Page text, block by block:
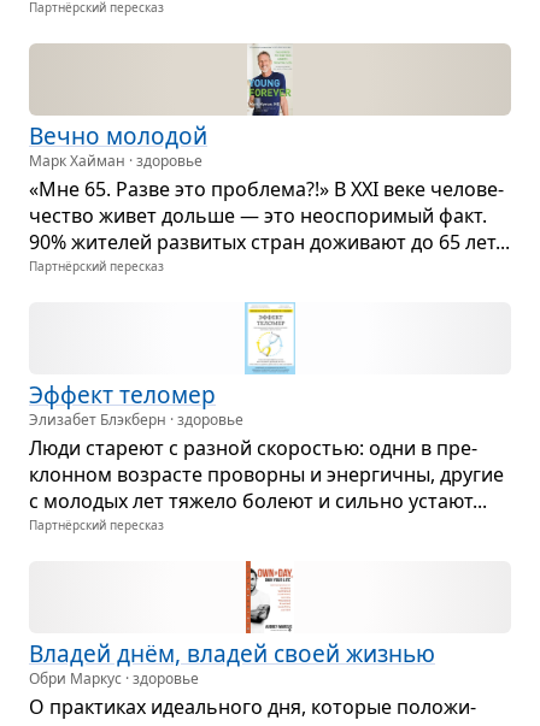
Партнёрский пересказ
Вечно моло­дой
Марк Хайман · здоровье
«Мне 65. Разве это про­блема?!» В XXI веке чело­ве­
че­ство живет дольше — это неоспо­ри­мый факт.
90% жите­лей раз­ви­тых стран дожи­вают до 65 лет...
Партнёрский пересказ
Эффект тело­мер
Элизабет Блэкберн · здоровье
Люди ста­реют с раз­ной ско­ро­стью: одни в пре­
клон­ном воз­ра­сте про­ворны и энер­гичны, дру­гие
с моло­дых лет тяжело болеют и сильно устают...
Партнёрский пересказ
Вла­дей днём, вла­дей своей жиз­нью
Обри Маркус · здоровье
О прак­ти­ках иде­аль­ного дня, кото­рые поло­жи­